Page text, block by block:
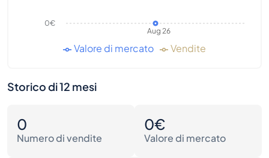
Aug 26
0€
Valore di mercato Vendite
Storico di 12 mesi
0
Numero di vendite
0€
Valore di mercato